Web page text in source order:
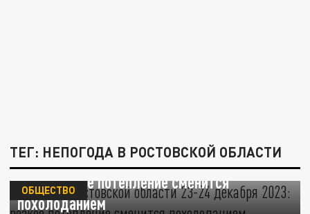
ТЕГ: НЕПОГОДА В РОСТОВСКОЙ ОБЛАСТИ
Погода в Ростовской области 23-24 декабря
2023: резкое потепление сменится
похолоданием
ОБЩЕСТВО